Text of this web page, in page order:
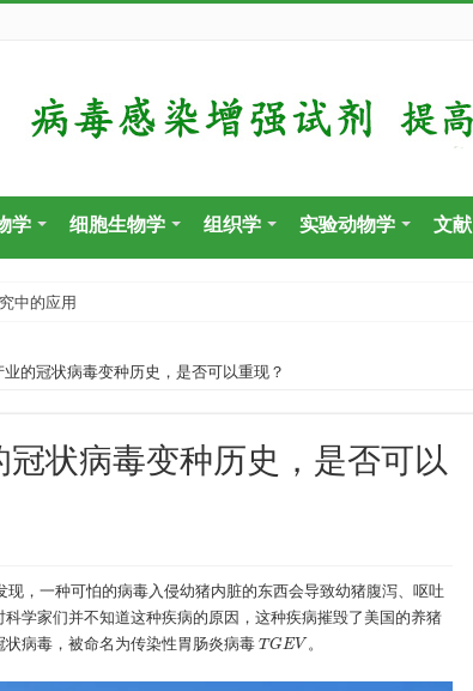
学 细胞生物学 组织学 实验动物学 文献
中的应用
的冠状病毒变种历史，是否可以重现？
状病毒变种历史，是否可以
，一种可怕的病毒入侵幼猪内脏的东西会导致幼猪腹泻、呕吐
学家们并不知道这种疾病的原因，这种疾病摧毁了美国的养猪
病毒，被命名为传染性胃肠炎病毒 TGEV 。